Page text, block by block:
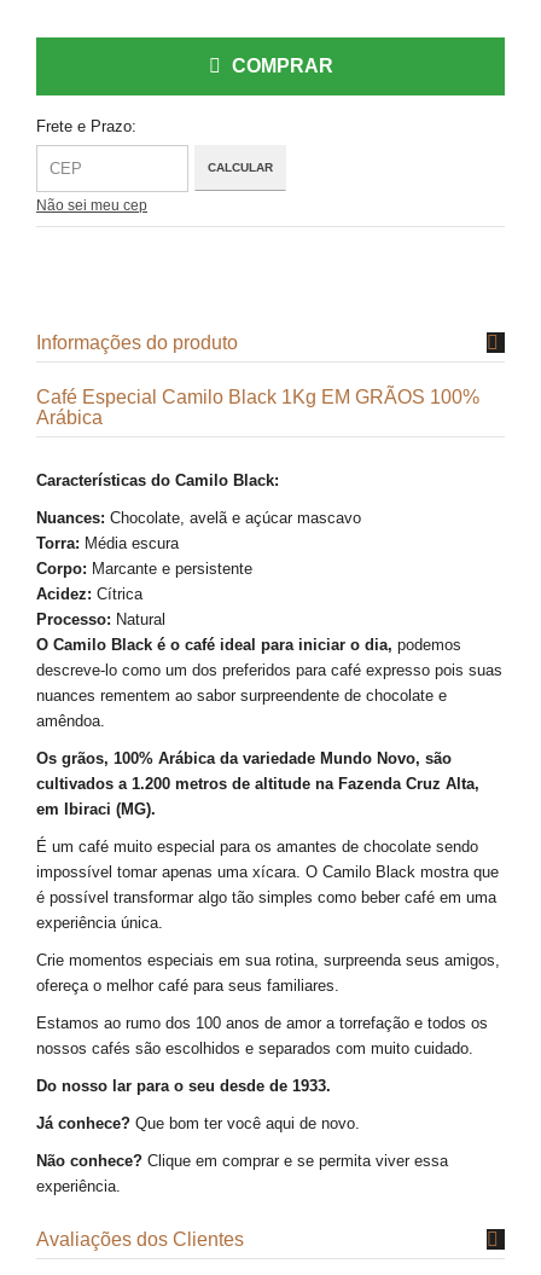
COMPRAR
Frete e Prazo:
CALCULAR
Não sei meu cep
Informações do produto
Café Especial Camilo Black 1Kg EM GRÃOS 100%
Arábica
Características do Camilo Black:
Nuances: Chocolate, avelã e açúcar mascavo
Torra: Média escura
Corpo: Marcante e persistente
Acidez: Cítrica
Processo: Natural
O Camilo Black é o café ideal para iniciar o dia, podemos
descreve-lo como um dos preferidos para café expresso pois suas
nuances rementem ao sabor surpreendente de chocolate e
amêndoa.
Os grãos, 100% Arábica da variedade Mundo Novo, são
cultivados a 1.200 metros de altitude na Fazenda Cruz Alta,
em Ibiraci (MG).
É um café muito especial para os amantes de chocolate sendo
impossível tomar apenas uma xícara. O Camilo Black mostra que
é possível transformar algo tão simples como beber café em uma
experiência única.
Crie momentos especiais em sua rotina, surpreenda seus amigos,
ofereça o melhor café para seus familiares.
Estamos ao rumo dos 100 anos de amor a torrefação e todos os
nossos cafés são escolhidos e separados com muito cuidado.
Do nosso lar para o seu desde de 1933.
Já conhece? Que bom ter você aqui de novo.
Não conhece? Clique em comprar e se permita viver essa
experiência.
Avaliações dos Clientes